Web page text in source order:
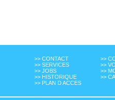
>> CONTACT
>> SERVICES
>> JOBS
>> HISTORIQUE
>> PLAN D ACCES
>>
>>
>>
>>